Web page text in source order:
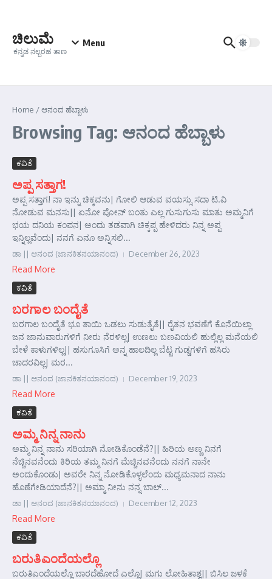
ಚಿಲುಮೆ
ಕನ್ನಡ ನಲ್ಬರಹ ತಾಣ
Menu
Home /ಆನಂದ ಹೆಬ್ಬಾಳು
Browsing Tag: ಆನಂದ ಹೆಬ್ಬಾಳು
ಕವಿತೆ
ಅಪ್ಪ ಸತ್ತಾಗ!
ಅಪ್ಪ ಸತ್ತಾಗ! ನಾ ಇನ್ನು ಚಿಕ್ಕವನು| ಗೋಲಿ ಆಡುವ ವಯಸ್ಸು ಸದಾ ಟಿ.ವಿ
ನೋಡುವ ಮನಸು|| ಏನೋ ಪೋನ್ ಬಂತು ಎಲ್ಲ ಗುಸುಗುಸು ಮಾತು ಅಮ್ಮನಿಗೆ
ಭಯ ದನಿಯ ಕಂಪನ| ಅಂದು ತಡವಾಗಿ ಚಿಕ್ಕಪ್ಪ ಹೇಳಿದರು ನಿನ್ನ ಅಪ್ಪ
ಇನ್ನಿಲ್ಲವೆಂದು| ನನಗೆ ಏನೂ ಅನ್ನಿಸಲಿ...
ಡಾ || ಆನಂದ (ಜಾನಕಿತನಯಾನಂದ) December 26, 2023
Read More
ಕವಿತೆ
ಬರಗಾಲ ಬಂದೈತೆ
ಬರಗಾಲ ಬಂದೈತೆ ಭೂ ತಾಯಿ ಒಡಲು ಸುಡುತೈತೆ|| ರೈತನ ಭವಣೆಗೆ ಕೊನೆಯಿಲ್ಲಾ
ಜನ ಜಾನುವಾರುಗಳಿಗೆ ನೀರು ನೆರಳಿಲ್ಲ| ಉಣಲು ಬಣವಿಯಲಿ ಹುಲ್ಲಿಲ್ಲ ಮನೆಯಲಿ
ಬೇಳೆ ಕಾಳುಗಳಿಲ್ಲ|| ಹಸುಗೂಸಿಗೆ ಅನ್ನ ಹಾಲದಿಲ್ಲ ಬೆಟ್ಟ ಗುಡ್ಡಗಳಿಗೆ ಹಸಿರು
ಚಾದರವಿಲ್ಲ| ಮರ...
ಡಾ || ಆನಂದ (ಜಾನಕಿತನಯಾನಂದ) December 19, 2023
Read More
ಕವಿತೆ
ಅಮ್ಮ ನಿನ್ನ ನಾನು
ಅಮ್ಮ ನಿನ್ನ ನಾನು ಸರಿಯಾಗಿ ನೋಡಿಕೊಂಡೆನೆ?|| ಹಿರಿಯ ಅಣ್ಣ ನಿನಗೆ
ನೆಚ್ಚಿನವನೆಂದು ಕಿರಿಯ ತಮ್ಮ ನಿನಗೆ ಮೆಚ್ಚಿನವನೆಂದು ನನಗೆ ನಾನೇ
ಅಂದುಕೊಂಡು| ಅವರೇ ನಿನ್ನ ನೋಡಿಕೊಳ್ಳಲೆಂದು ಮಧ್ಯಮನಾದ ನಾನು
ಹೊಣೆಗೇಡಿಯಾದೆನೆ?|| ಅಮ್ಮಾ ನೀನು ನನ್ನ ಬಾಲ್...
ಡಾ || ಆನಂದ (ಜಾನಕಿತನಯಾನಂದ) December 12, 2023
Read More
ಕವಿತೆ
ಬರುತಿ‌ಎಂದೆಯಲ್ಲೊ
ಬರುತಿ‌ಎಂದೆಯಲ್ಲೊ ಬಾರದೆಹೋದೆ ಎಲ್ಲೊ| ಮಗು ಲೋಹಿತಾಶ್ವ|| ಬಿಸಿಲ ಜಳಕೆ